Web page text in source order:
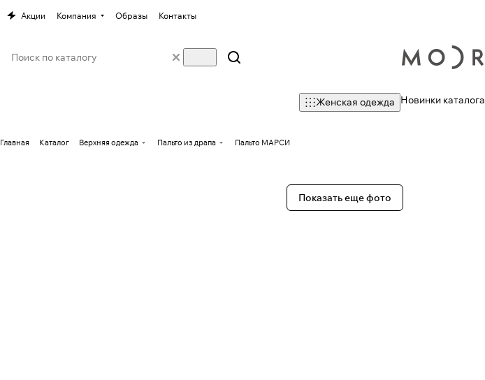
Акции Компания Образы Контакты
Женская одежда Новинки каталога
Главная Каталог Верхняя одежда Пальто из драпа Пальто МАРСИ
Показать еще фото